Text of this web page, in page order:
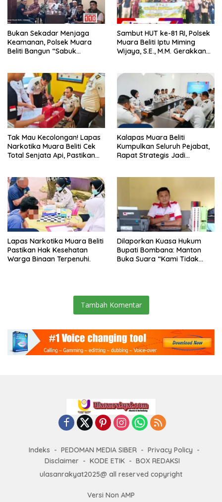
Bukan Sekadar Menjaga
Keamanan, Polsek Muara
Beliti Bangun “Sabuk
Sambut HUT ke-81 RI, Polsek
Muara Beliti Iptu Miming
Wijaya, S.E., M.M. Gerakkan
Tak Mau Kecolongan! Lapas
Narkotika Muara Beliti Cek
Total Senjata Api, Pastikan
Kalapas Muara Beliti
Kumpulkan Seluruh Pejabat,
Rapat Strategis Jadi
Lapas Narkotika Muara Beliti
Pastikan Hak Kesehatan
Warga Binaan Terpenuhi.
Dilaporkan Kuasa Hukum
Bupati Bombana: Manton
Buka Suara “Kami Tidak
Tambah Komentar
Indeks PEDOMAN MEDIA SIBER
Privacy Policy
Disclaimer
KODE ETIK
BOX REDAKSI
ulasanrakyat2025@ all reserved copyright
Versi Non AMP